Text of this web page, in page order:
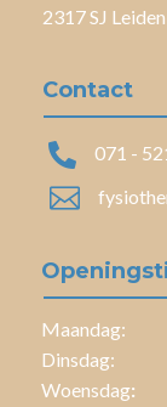
2317 SJ Leiden
Contact
 071 -

Maandag:
Dinsdag:
Woensdag: